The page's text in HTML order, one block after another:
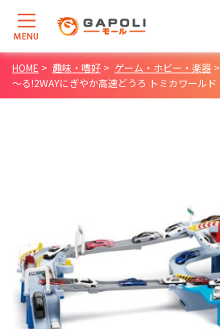
MENU
HOME > 趣味・嗜好 > ゲーム・ホビー・楽器 >
～る!2WAYにぎやか高速どうろ トミカワールド